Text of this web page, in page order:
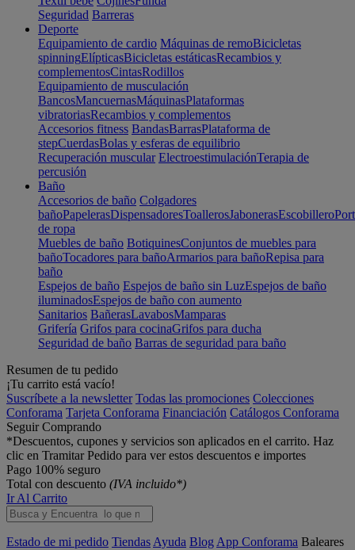
Seguridad Barreras
Deporte
Equipamiento de cardio Máquinas de remoBicicletas
spinningElípticasBicicletas estáticasRecambios y
complementosCintasRodillos
Equipamiento de musculación
BancosMancuernasMáquinasPlataformas
vibratoriasRecambios y complementos
Accesorios fitness BandasBarrasPlataforma de
stepCuerdasBolas y esferas de equilibrio
Recuperación muscular ElectroestimulaciónTerapia de
percusión
Baño
Accesorios de baño Colgadores
bañoPapelerasDispensadoresToallerosJabonerasEscobillero
de ropa
Muebles de baño BotiquinesConjuntos de muebles para
bañoTocadores para bañoArmarios para bañoRepisa para
baño
Espejos de baño Espejos de baño sin LuzEspejos de baño
iluminadosEspejos de baño con aumento
Sanitarios BañerasLavabosMamparas
Grifería Grifos para cocinaGrifos para ducha
Seguridad de baño Barras de seguridad para baño
Resumen de tu pedido
¡Tu carrito está vacío!
Suscríbete a la newsletter Todas las promociones Colecciones
Conforama Tarjeta Conforama Financiación Catálogos Conforama
Seguir Comprando
*Descuentos, cupones y servicios son aplicados en el carrito. Haz
clic en Tramitar Pedido para ver estos descuentos e importes
Pago 100% seguro
Total con descuento (IVA incluido*)
Ir Al Carrito
Estado de mi pedido Tiendas Ayuda Blog App Conforama Baleares